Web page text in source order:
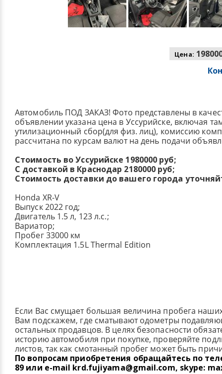
Цена:
Автомобиль ПОД ЗАКАЗ! Фото представлены в
объявлении указана цена в Уссурийске, включая
утилизационный сбор(для физ. лиц), комиссию
рассчитана по курсам валют на день подачи
Стоимость во Уссурийске 1980000 руб;
С доставкой в Краснодар 2180000 руб;
Стоимость доставки до вашего города
Honda XR-V
Выпуск 2022 год;
Двигатель 1.5 л, 123 л.с.;
Вариатор;
Пробег 33000 км
Комплектация 1.5L Thermal Edition
Если Вас смущает большая величина пробега
Вам подскажем, где сматывают одометры
остальных продавцов. В целях безопасности
историю автомобиля при покупке, проверяйте
листов, так как смотанный пробег может быть
По вопросам приобретения обращайтесь по
89 или e-mail krd.fujiyama@gmail.com, skype: